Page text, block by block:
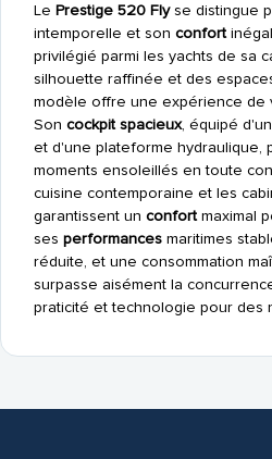
Le Prestige 520 Flyse distingue
intemporelle et son confort
privilégié parmi les yachts de sa
silhouette raffinée et des
modèle offre une expérience de
Son cockpit spacieux, équipé
et d'une plateforme hydraulique,
moments ensoleillés en toute
cuisine contemporaine et les
garantissent un confortmaximal
ses performancesmaritimes
réduite, et une consommation
surpasse aisément la
praticité et technologie pour des